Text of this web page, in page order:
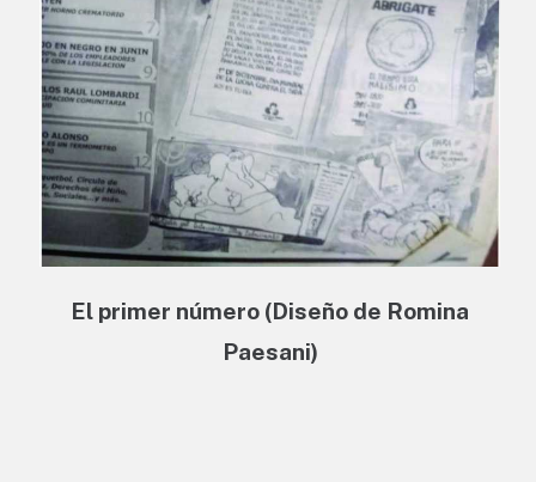
El primer número (Diseño de Romina
Paesani)